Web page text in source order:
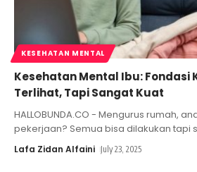
KESEHATAN MENTAL
Kesehatan Mental Ibu: Fondasi
Terlihat, Tapi Sangat Kuat
HALLOBUNDA.CO - Mengurus rumah,
pekerjaan? Semua bisa dilakukan tapi
Lafa Zidan Alfaini July 23, 2025